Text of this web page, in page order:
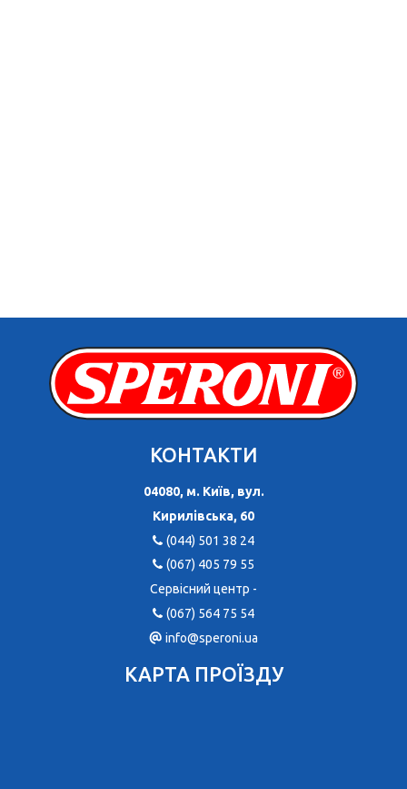
КОНТАКТИ
04080, м. Київ, вул.
Кирилівська, 60
(044) 501 38 24
(067) 405 79 55
Сервісний центр -
(067) 564 75 54
info@speroni.ua
КАРТА ПРОЇЗДУ